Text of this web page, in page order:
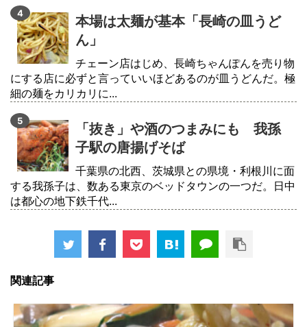
本場は太麺が基本「長崎の皿うど
ん」
チェーン店はじめ、長崎ちゃんぽんを売り物
にする店に必ずと言っていいほどあるのが皿うどんだ。極
細の麺をカリカリに...
「抜き」や酒のつまみにも 我孫
子駅の唐揚げそば
千葉県の北西、茨城県との県境・利根川に面
する我孫子は、数ある東京のベッドタウンの一つだ。日中
は都心の地下鉄千代...
関連記事